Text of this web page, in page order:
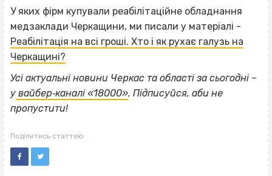
У яких фірм купували реабілітаційне обладнання
медзаклади Черкащини, ми писали у матеріалі -
Реабілітація на всі гроші. Хто і як рухає галузь на
Черкащині?
Усі актуальні новини Черкас та області за сьогодні –
у вайбер‐каналі «18000». Підписуйся, аби не
пропустити!
Поділитись статтею